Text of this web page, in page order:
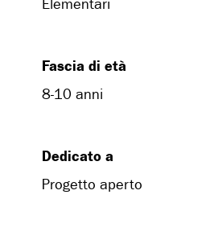
Elementari
Fascia di età
8-10 anni
Dedicato a
Progetto aperto